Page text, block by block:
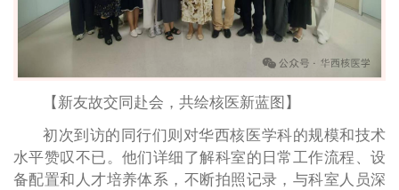
【新友故交同赴会，共绘核医新蓝图】
初次到访的同行们则对华西核医学科的规模和技术
水平赞叹不已。他们详细了解科室的日常工作流程、设
备配置和人才培养体系，不断拍照记录，与科室人员深